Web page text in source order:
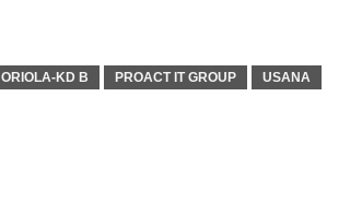
ORIOLA-KD B PROACT IT GROUP
USANA